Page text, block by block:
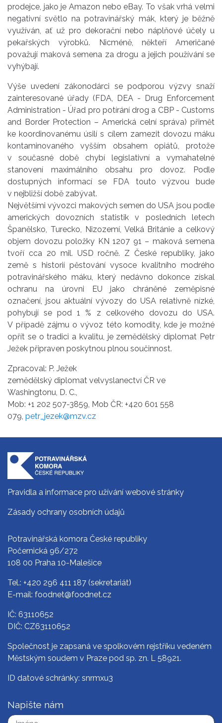
prodejce, jako je Amazon nebo eBay. To však vrhá velmi
negativní světlo na potravinářský mák, který je běžně
využíván, ať už pro dekorační nebo náplňové účely u
pekařských výrobků. Nicméně, někteří Američané
považují maková semena za drogu a jejich používání se
vyhýbají.
Výše uvedení zákonodárci se podporou výzvy snaží
zainteresované úřady (FDA, DEA - Drug Enforcement
Administration - Úřad pro potírání drog a CBP - Customs
and Border Protection – Americká celní správa) přimět
ke koordinovanému úsilí s cílem zamezit dovozu máku
kontaminovaného vyšším obsahem opiátů, protože
v současné době chybí legislativní a vymahatelné
stanovení maximálního obsahu pro dovoz. Podle
dostupných informací se FDA touto výzvou bude
v nejbližší době zabývat.
Největšími vývozci makových semen do USA jsou podle
amerických dovozních statistik v posledních letech
Španělsko, Turecko, Nizozemí, Velká Británie a celkový
objem dovozu položky KN 1207 91 – maková semena
tvoří cca 20 mil. USD ročně. Z České republiky, jako
země s historií pěstování vysoce kvalitního modrého
potravinářského máku, který nedávno dokonce získal
ochranu na úrovni EU jako chráněné zeměpisné
označení, jsou aktuální vývozy do USA relativně nízké,
pohybují se pod 1 % z celkového dovozu do USA.
V případě zájmu o vývoz této komodity, kde je možné
opřít se o tradici a kvalitu, je zemědělský diplomat Petr
Ježek připraven poskytnou plnou součinnost.
Zpracoval: P. Ježek
zemědělský diplomat velvyslanectví ČR ve
Washingtonu, D. C.,
Mob: +1 202 507-3859, Mob ČR: +420 601 558
079, petr_jezek@mzv.cz
Pravidla a informace pro užívání webové stránky
Zásady ochrany osobních údajů
Potravinářská komora České republiky
Počernická 96/272
108 00 Praha 10-Malešice
Tel.: +420 296 411 187 (sekretariát)
E-mail: foodnet@foodnet.cz
IČ: 63110652
DIČ: CZ63110652
Společnost je zapsaná ve spolkovém rejstříku vedeném
Městským soudem v Praze pod sp. zn. L 58921.
ID datové schránky: snrmxu3
Napište nám